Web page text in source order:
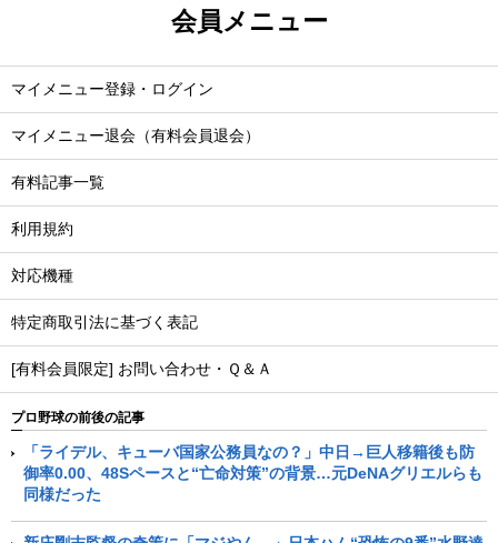
会員メニュー
マイメニュー登録・ログイン
マイメニュー退会（有料会員退会）
有料記事一覧
利用規約
対応機種
特定商取引法に基づく表記
[有料会員限定] お問い合わせ・Ｑ＆Ａ
プロ野球の前後の記事
「ライデル、キューバ国家公務員なの？」中日→巨人移籍後も防
御率0.00、48Sペースと“亡命対策”の背景…元DeNAグリエルらも
同様だった